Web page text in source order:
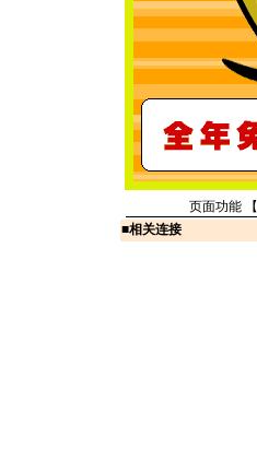
页面功能 【
■相关连接